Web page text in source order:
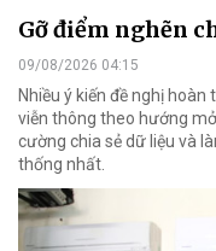
Gỡ điểm nghẽn
09/08/2026 04:15
Nhiều ý kiến đề nghị hoàn
viễn thông theo hướng
cường chia sẻ dữ liệu và
thống nhất.